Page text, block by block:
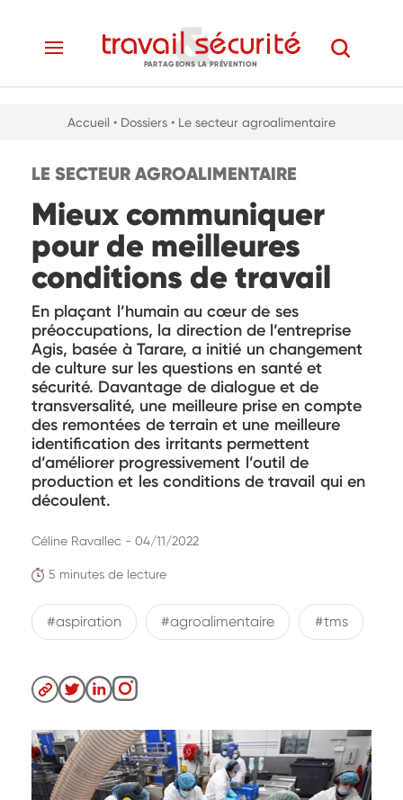
PARTAGEONS LA PRÉVENTION
Accueil • Dossiers • Le secteur agroalimentaire
LE SECTEUR AGROALIMENTAIRE
Mieux communiquer
pour de meilleures
conditions de travail
En plaçant l’humain au cœur de ses
préoccupations, la direction de l’entreprise
Agis, basée à Tarare, a initié un changement
de culture sur les questions en santé et
sécurité. Davantage de dialogue et de
transversalité, une meilleure prise en compte
des remontées de terrain et une meilleure
identification des irritants permettent
d’améliorer progressivement l’outil de
production et les conditions de travail qui en
découlent.
5 minutes de lecture
Céline Ravallec - 04/11/2022
#aspiration #agroalimentaire #tms